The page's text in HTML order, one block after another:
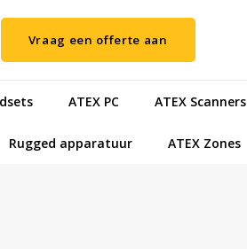
Vraag een offerte aan
ATEX PC ATEX Scanners
Rugged apparatuur ATEX Zones